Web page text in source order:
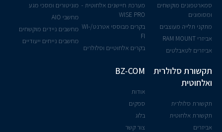
סמארטפונים מוקשחים
ומסופונים
מתקני תלייה מעוצבים
אביזרי RAM MOUNT
אביזרים לטאבלטים
מערכת חיישנים אלחוטית -
WISE PRO
בקרים מבוססי אטרנט/WI-
FI
בקרים אלחוטיים וסלולרים
מוניטורים ומסכי מגע
מחשבי AIO
מחשבים ניידים מוקשחים
מחשבים נייחים ייעודיים
תקשורת סלולרית
ואלחוטית
תקשורת סלולרית
תקשורת אלחוטית
אביזרים
BZ-COM
אודות
ספקים
בלוג
צור קשר